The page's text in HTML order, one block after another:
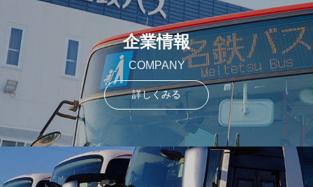
企業情報
COMPANY
詳しくみる